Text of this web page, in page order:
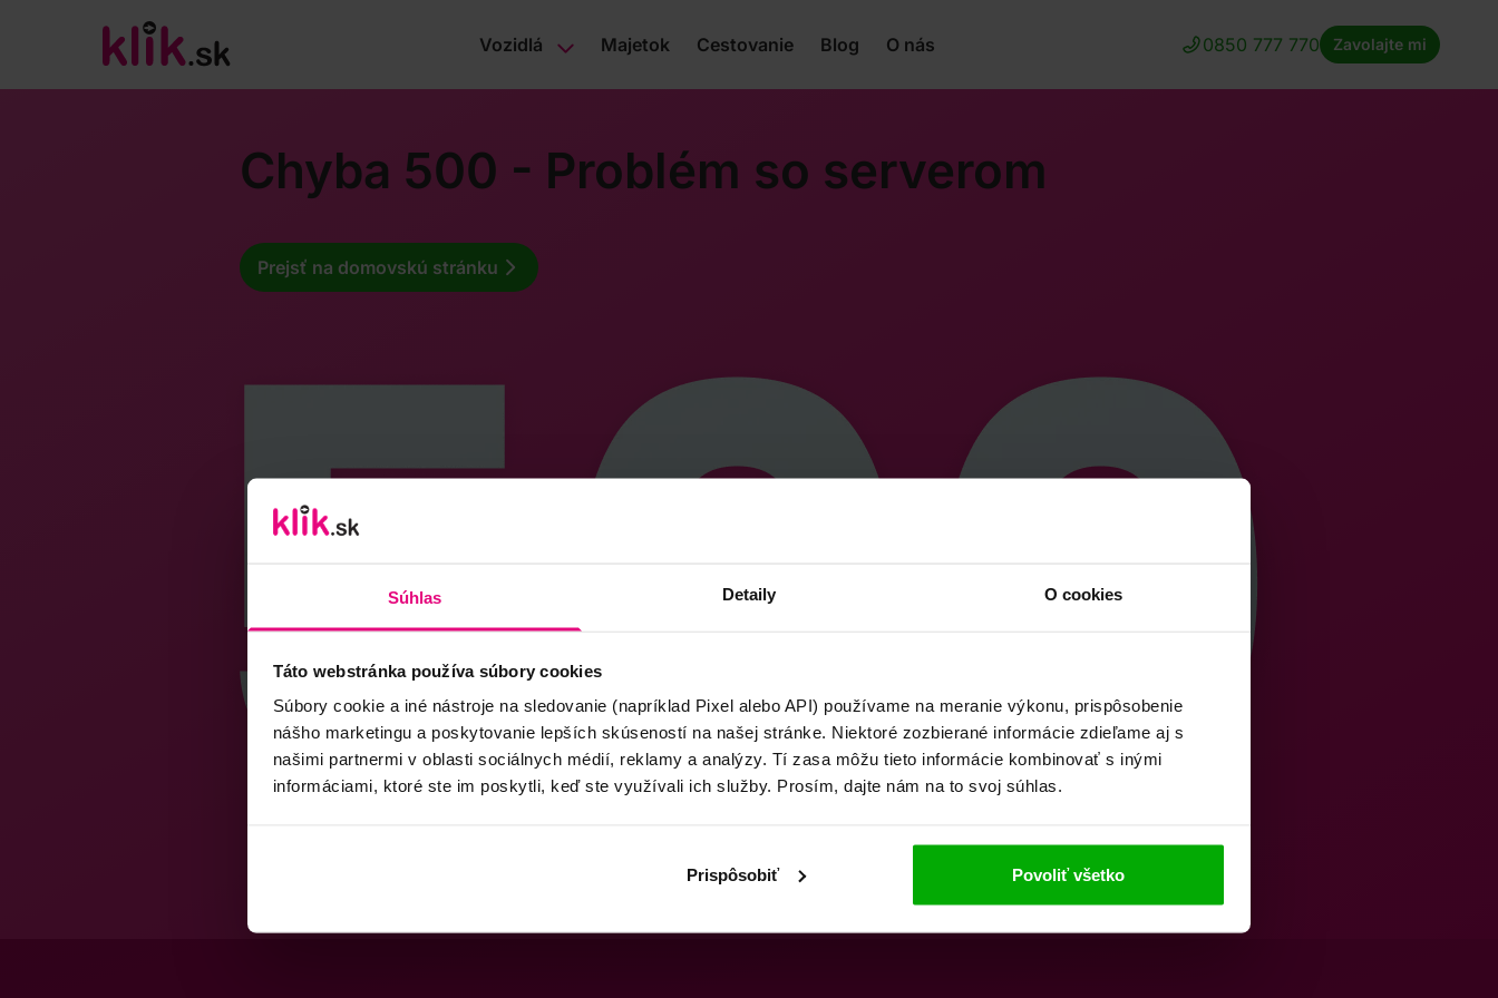
Súhlas Detaily O cookies
Táto webstránka používa súbory cookies
Súbory cookie a iné nástroje na sledovanie (napríklad Pixel alebo API) používame na meranie výkonu, prispôsobenie
nášho marketingu a poskytovanie lepších skúseností na našej stránke. Niektoré zozbierané informácie zdieľame aj s
našimi partnermi v oblasti sociálnych médií, reklamy a analýzy. Tí zasa môžu tieto informácie kombinovať s inými
informáciami, ktoré ste im poskytli, keď ste využívali ich služby. Prosím, dajte nám na to svoj súhlas.
Prispôsobiť Povoliť všetko
Vozidlá Majetok Cestovanie Blog O nás 0850 777 770 Zavolajte mi
Chyba 500 - Problém so serverom
Prejsť na domovskú stránku